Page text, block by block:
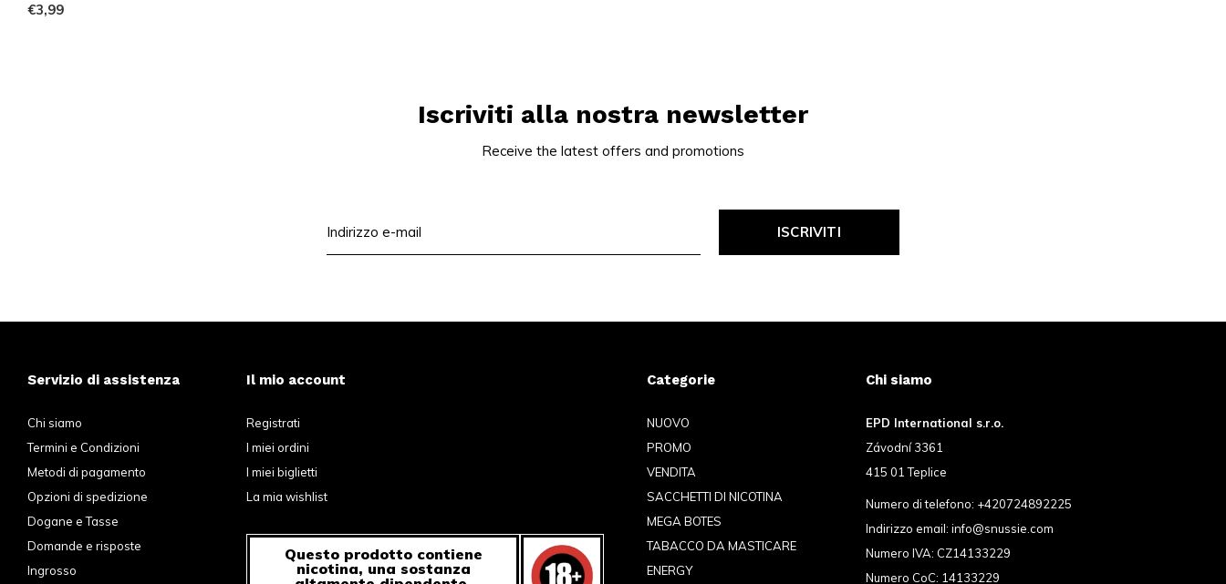
€3,99
Iscriviti alla nostra newsletter
Receive the latest offers and promotions
ISCRIVITI
Servizio di assistenza
Chi siamo
Termini e Condizioni
Metodi di pagamento
Opzioni di spedizione
Dogane e Tasse
Domande e risposte
Ingrosso
Il mio account
Registrati
I miei ordini
I miei biglietti
La mia wishlist
Questo prodotto contiene
nicotina, una sostanza
Categorie
NUOVO
PROMO
VENDITA
SACCHETTI DI NICOTINA
MEGA BOTES
TABACCO DA MASTICARE
ENERGY
Chi siamo
EPD International s.r.o.
Závodní 3361
415 01 Teplice
Numero di telefono: +420724892225
Indirizzo email: info@snussie.com
Numero IVA: CZ14133229
Numero CoC: 14133229